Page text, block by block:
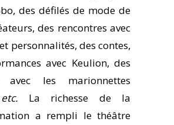
des défilés de mode de
des rencontres avec
personnalités, des contes,
avec Keulion, des
avec les marionnettes
etc. La richesse de la
a rempli le théâtre